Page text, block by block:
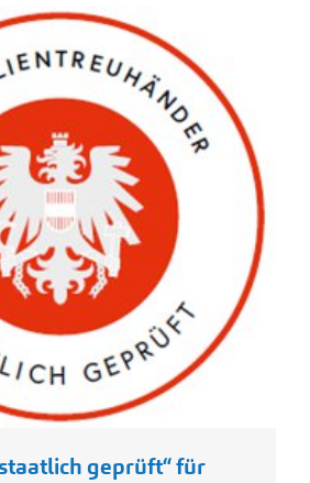
geprüft“ für